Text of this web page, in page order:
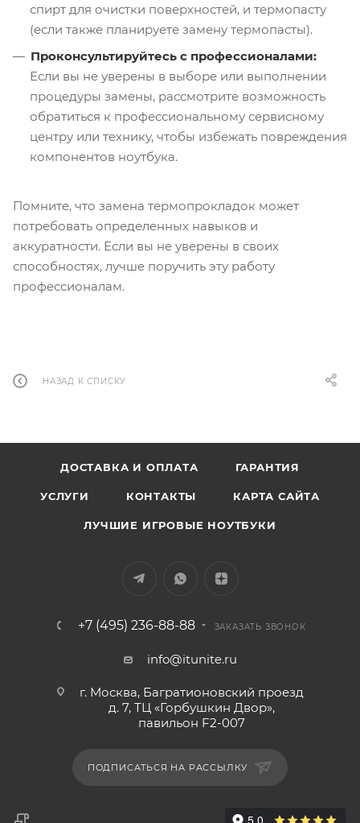
спирт для очистки поверхностей, и термопасту
(если также планируете замену термопасты).
Проконсультируйтесь с профессионалами:
Если вы не уверены в выборе или выполнении
процедуры замены, рассмотрите возможность
обратиться к профессиональному сервисному
центру или технику, чтобы избежать повреждения
компонентов ноутбука.
Помните, что замена термопрокладок может
потребовать определенных навыков и
аккуратности. Если вы не уверены в своих
способностях, лучше поручить эту работу
профессионалам.
НАЗАД К СПИСКУ
ДОСТАВКА И ОПЛАТА ГАРАНТИЯ
УСЛУГИ КОНТАКТЫ КАРТА САЙТА
ЛУЧШИЕ ИГРОВЫЕ НОУТБУКИ
+7 (495) 236-88-88 ЗАКАЗАТЬ ЗВОНОК
info@itunite.ru
г. Москва, Багратионовский проезд
д. 7, ТЦ «Горбушкин Двор»,
павильон F2-007
ПОДПИСАТЬСЯ НА РАССЫЛКУ